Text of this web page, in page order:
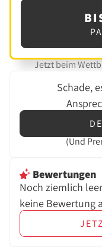
Jetzt beim
Schade,
(Und
Bewertungen
Noch ziemlich
keine Bewertung